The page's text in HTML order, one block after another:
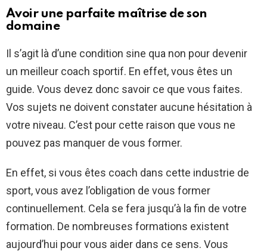
Avoir une parfaite maîtrise de son
domaine
Il s’agit là d’une condition sine qua non pour devenir
un meilleur coach sportif. En effet, vous êtes un
guide. Vous devez donc savoir ce que vous faites.
Vos sujets ne doivent constater aucune hésitation à
votre niveau. C’est pour cette raison que vous ne
pouvez pas manquer de vous former.
En effet, si vous êtes coach dans cette industrie de
sport, vous avez l’obligation de vous former
continuellement. Cela se fera jusqu’à la fin de votre
formation. De nombreuses formations existent
aujourd’hui pour vous aider dans ce sens. Vous